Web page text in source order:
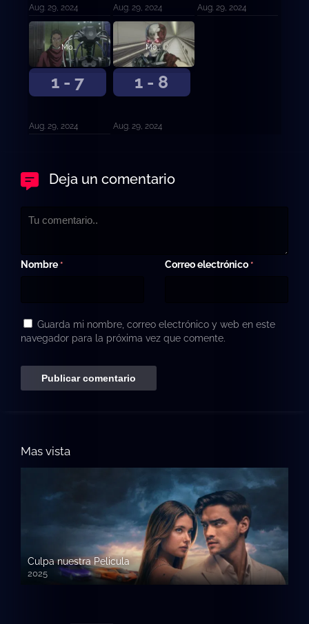
Aug. 29, 2024 Aug. 29, 2024 Aug. 29, 2024
1 - 7
Model 107
Aug. 29, 2024
1 - 8
Model 108
Aug. 29, 2024
Deja un comentario
Nombre * Correo electrónico *
Guarda mi nombre, correo electrónico y web en este
navegador para la próxima vez que comente.
Mas vista
Culpa nuestra Pelicula
2025
720p HD